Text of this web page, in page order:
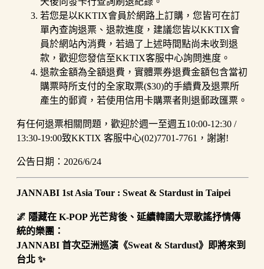
若您是以KKTIX會員於網路上訂購，您皆可在訂
單內查詢退票、退款進度，建議您皆以KKTIX會
員於網站內消費，若過了上述時間點尚未收到退
款，歡迎您發信至KKTIX客服中心詢問進度。
退款金額為全額退費，實體票券退費金額包含當初
購票時所支付的全家取票($30)的手續費及退票所
產生的郵資，若使用信用卡購票者則退郵政匯票。
有任何退票相關問題，歡迎於週一至週五10:00-12:30 /
13:30-19:00致KKTIX 客服中心(02)7701-7761，謝謝!
公告日期：2026/6/24
JANNABI 1st Asia Tour : Sweat & Stardust in Taipei
🌌 隱藏在 K-POP 光芒背後、延續韓國大眾歌謠抒情傳
統的樂團：
JANNABI 首次亞洲巡演《Sweat & Stardust》即將來到
台北 ✨